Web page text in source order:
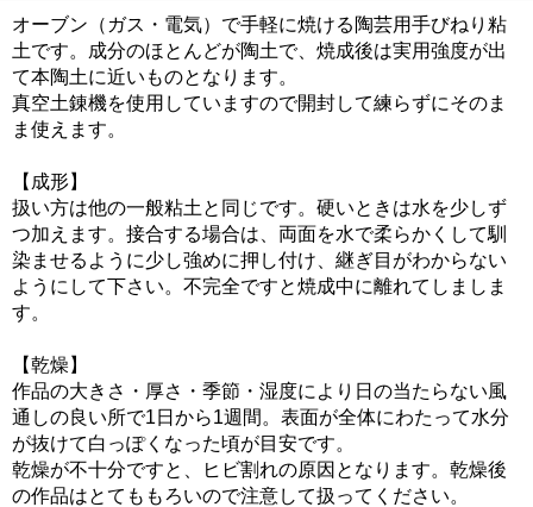
オーブン（ガス・電気）で手軽に焼ける陶芸用手びねり粘
土です。成分のほとんどが陶土で、焼成後は実用強度が出
て本陶土に近いものとなります。
真空土錬機を使用していますので開封して練らずにそのま
ま使えます。
【成形】
扱い方は他の一般粘土と同じです。硬いときは水を少しず
つ加えます。接合する場合は、両面を水で柔らかくして馴
染ませるように少し強めに押し付け、継ぎ目がわからない
ようにして下さい。不完全ですと焼成中に離れてしましま
す。
【乾燥】
作品の大きさ・厚さ・季節・湿度により日の当たらない風
通しの良い所で1日から1週間。表面が全体にわたって水分
が抜けて白っぽくなった頃が目安です。
乾燥が不十分ですと、ヒビ割れの原因となります。乾燥後
の作品はとてももろいので注意して扱ってください。